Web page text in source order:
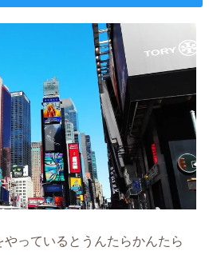
っているとうんたらかんたら